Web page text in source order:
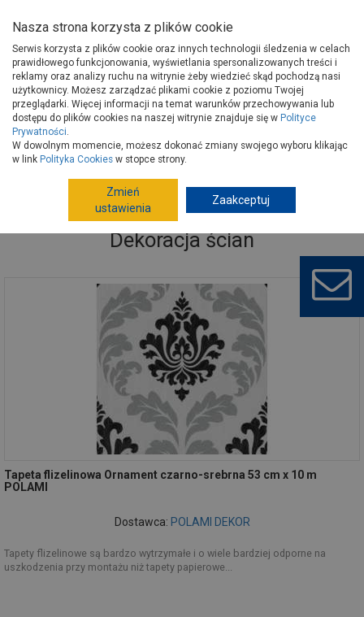
Strona główna Wykończenie Dekoracja ścian
Dekoracja ścian
Tapeta flizelinowa Ornament czarno-srebrna 53 cm x 10 m
POLAMI
Dostawca: POLAMI DEKOR
Tapety flizelinowe są bardzo wytrzymałe i o wiele bardziej odporne na
uszkodzenia przy montażu niż tapety papierowe...
Nasza strona korzysta z plików cookie
Serwis korzysta z plików cookie oraz innych technologii śledzenia w celach
prawidłowego funkcjonowania, wyświetlania spersonalizowanych treści i
reklamy oraz analizy ruchu na witrynie żeby wiedzieć skąd pochodzą nasi
użytkownicy. Możesz zarządzać plikami cookie z poziomu Twojej
przeglądarki. Więcej informacji na temat warunków przechowywania lub
dostępu do plików cookies na naszej witrynie znajduje się w Polityce
Prywatności.
W dowolnym momencie, możesz dokonać zmiany swojego wyboru klikając
w link Polityka Cookies w stopce strony.
Zmień
ustawienia
Zaakceptuj